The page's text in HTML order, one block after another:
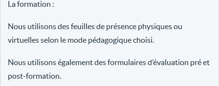
La formation :
Nous utilisons des feuilles de présence physiques ou
virtuelles selon le mode pédagogique choisi.
Nous utilisons également des formulaires d’évaluation pré et
post-formation.